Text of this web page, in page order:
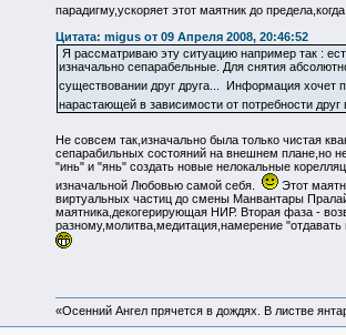
парадигму,ускоряет этот маятник до
Цитата: migus от 09 Апреля 2008, 20:46:52
Я рассматриваю эту ситуацию например так :
изначально сепарабельные. Для снятия
существовании друг друга... Информация хочет
нарастающей в зависимости от потребности
Не совсем так,изначально была только чистая
сепарабильных состояний на внешнем плане,но
"инь" и "янь" создать новые нелокальные
изначальной Любовью самой себя.
Этот
виртуальных частиц до смены Манвантары
маятника,декогерирующая НИР. Вторая фаза -
разному,молитва,медитация,намерение
«Осенний Ангел прячется в дождях. В листве